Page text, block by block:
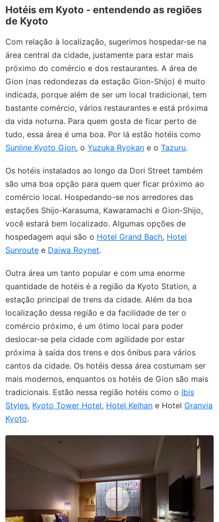
Hotéis em Kyoto - entendendo as regiões
de Kyoto
Com relação à localização, sugerimos hospedar-se na
área central da cidade, justamente para estar mais
próximo do comércio e dos restaurantes. A área de
Gion (nas redondezas da estação Gion-Shijo) é muito
indicada, porque além de ser um local tradicional, tem
bastante comércio, vários restaurantes e está próxima
da vida noturna. Para quem gosta de ficar perto de
tudo, essa área é uma boa. Por lá estão hotéis como
Sunline Kyoto Gion, oYuzuka Ryokan e oTazuru.
Os hotéis instalados ao longo da Dori Street também
são uma boa opção para quem quer ficar próximo ao
comércio local. Hospedando-se nos arredores das
estações Shijo-Karasuma, Kawaramachi e Gion-Shijo,
você estará bem localizado. Algumas opções de
hospedagem aqui são o Hotel Grand Bach, Hotel
Sunroute e Daiwa Roynet.
Outra área um tanto popular e com uma enorme
quantidade de hotéis é a região da Kyoto Station, a
estação principal de trens da cidade. Além da boa
localização dessa região e da facilidade de ter o
comércio próximo, é um ótimo local para poder
deslocar-se pela cidade com agilidade por estar
próxima à saída dos trens e dos ônibus para vários
cantos da cidade. Os hotéis dessa área costumam ser
mais modernos, enquantos os hotéis de Gion são mais
tradicionais. Estão nessa região hotéis como o Ibis
Styles, Kyoto Tower Hotel, Hotel Keihan e Hotel Granvia
Kyoto.